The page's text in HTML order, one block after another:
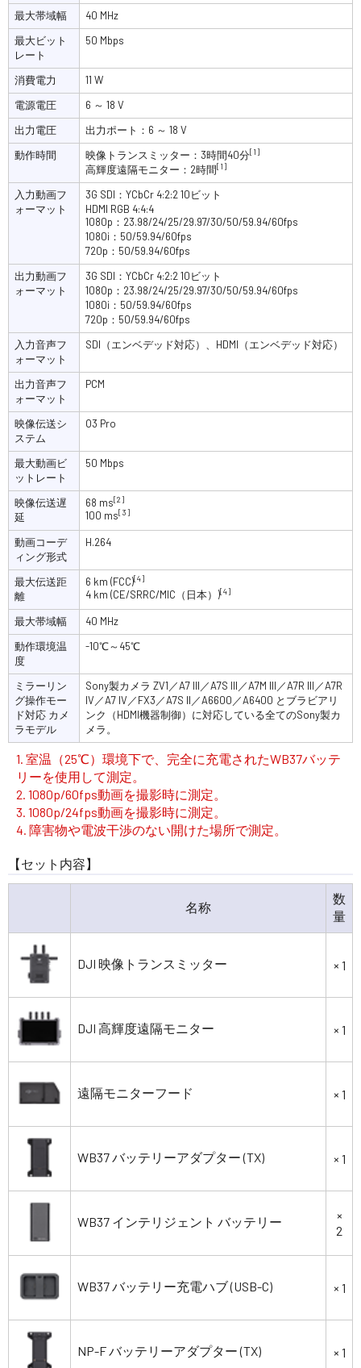
最大帯域幅
40 MHz
最大ビット
レート
50 Mbps
消費電力
11 W
電源電圧
6 ～ 18 V
出力電圧
出力ポート：6 ～ 18 V
動作時間
映像トランスミッター：3時間40分[1]
高輝度遠隔モニター：2時間[1]
入力動画フ
ォーマット
3G SDI：YCbCr 4:2:2 10ビット
HDMI RGB 4:4:4
1080p：23.98/24/25/29.97/30/50/59.94/60fps
1080i：50/59.94/60fps
720p：50/59.94/60fps
出力動画フ
ォーマット
3G SDI：YCbCr 4:2:2 10ビット
1080p：23.98/24/25/29.97/30/50/59.94/60fps
1080i：50/59.94/60fps
720p：50/59.94/60fps
入力音声フ
ォーマット
SDI（エンベデッド対応）、HDMI（エンベデッド対応）
出力音声フ
ォーマット
PCM
映像伝送シ
ステム
O3 Pro
最大動画ビ
ットレート
50 Mbps
映像伝送遅
延
68 ms[2]
100 ms[3]
動画コーデ
ィング形式
H.264
最大伝送距
離
6 km (FCC)[4]
4 km (CE/SRRC/MIC（日本）)[4]
最大帯域幅
40 MHz
動作環境温
度
-10℃～45℃
ミラーリン
グ操作モー
ド対応 カメ
ラモデル
Sony製カメラ ZV1／A7 III／A7S III／A7M III／A7R III／A7R
IV／A7 IV／FX3／A7S II／A6600／A6400 とブラビアリ
ンク（HDMI機器制御）に対応している全てのSony製カ
メラ。
1. 室温（25℃）環境下で、完全に充電されたWB37バッテ
リーを使用して測定。
2. 1080p/60fps動画を撮影時に測定。
3. 1080p/24fps動画を撮影時に測定。
4. 障害物や電波干渉のない開けた場所で測定。
【セット内容】
名称
数
量
DJI 映像トランスミッター × 1
DJI 高輝度遠隔モニター × 1
遠隔モニターフード × 1
WB37 バッテリーアダプター (TX) × 1
WB37 インテリジェント バッテリー
×
2
WB37 バッテリー充電ハブ (USB-C) × 1
NP-F バッテリーアダプター (TX) × 1